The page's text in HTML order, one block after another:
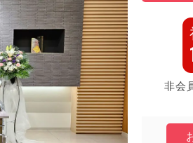
非会